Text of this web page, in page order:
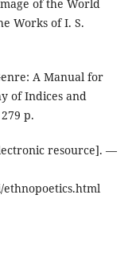
of the World
Works of I. S.
A Manual for
of Indices and
p.
resource]. —